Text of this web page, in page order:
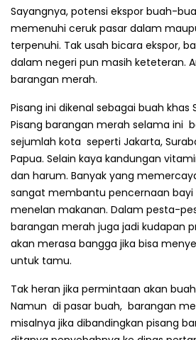
Sayangnya, potensi ekspor buah-
memenuhi ceruk pasar dalam
terpenu­hi. Tak usah bicara ekspor,
dalam negeri pun masih keteteran.
barangan merah.
Pisang ini dikenal sebagai buah khas
Pisang barangan merah selama ini
sejumlah kota seperti Jakarta,
Papua. Selain kaya kandungan
dan harum. Banyak yang
sangat membantu pencernaan
menelan makanan. Dalam pesta-
barangan merah juga jadi kudapan
akan merasa bangga jika bisa
untuk tamu.
Tak heran jika permintaan akan
Namun di pasar buah, barangan
misalnya jika dibandingkan pisang